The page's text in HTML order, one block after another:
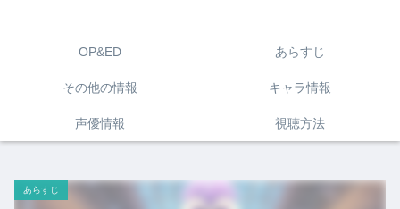
OP&ED あらすじ
その他の情報 キャラ情報
声優情報 視聴方法
あらすじ